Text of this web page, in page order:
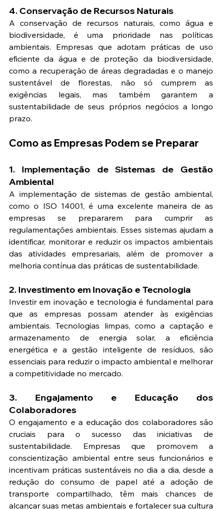
4. Conservação de Recursos Naturais
A conservação de recursos naturais, como água e
biodiversidade, é uma prioridade nas políticas
ambientais. Empresas que adotam práticas de uso
eficiente da água e de proteção da biodiversidade,
como a recuperação de áreas degradadas e o manejo
sustentável de florestas, não só cumprem as
exigências legais, mas também garantem a
sustentabilidade de seus próprios negócios a longo
prazo.
Como as Empresas Podem se Preparar
1. Implementação de Sistemas de Gestão
Ambiental
A implementação de sistemas de gestão ambiental,
como o ISO 14001, é uma excelente maneira de as
empresas se prepararem para cumprir as
regulamentações ambientais. Esses sistemas ajudam a
identificar, monitorar e reduzir os impactos ambientais
das atividades empresariais, além de promover a
melhoria contínua das práticas de sustentabilidade.
2. Investimento em Inovação e Tecnologia
Investir em inovação e tecnologia é fundamental para
que as empresas possam atender às exigências
ambientais. Tecnologias limpas, como a captação e
armazenamento de energia solar, a eficiência
energética e a gestão inteligente de resíduos, são
essenciais para reduzir o impacto ambiental e melhorar
a competitividade no mercado.
3. Engajamento e Educação dos
Colaboradores
O engajamento e a educação dos colaboradores são
cruciais para o sucesso das iniciativas de
sustentabilidade. Empresas que promovem a
conscientização ambiental entre seus funcionários e
incentivam práticas sustentáveis no dia a dia, desde a
redução do consumo de papel até a adoção de
transporte compartilhado, têm mais chances de
alcançar suas metas ambientais e fortalecer sua cultura